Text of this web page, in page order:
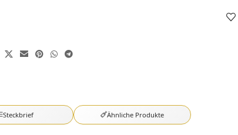
Steckbrief Ähnliche Produkte